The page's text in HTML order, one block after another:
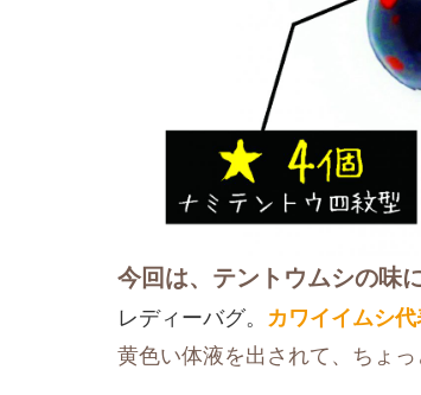
今回は、テントウムシの味
レディーバグ。 カワイイムシ
黄色い体液を出されて、ちょ